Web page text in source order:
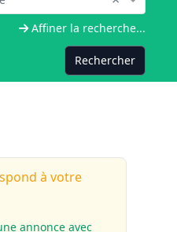
Affiner la recherche...
Rechercher
à votre
annonce avec